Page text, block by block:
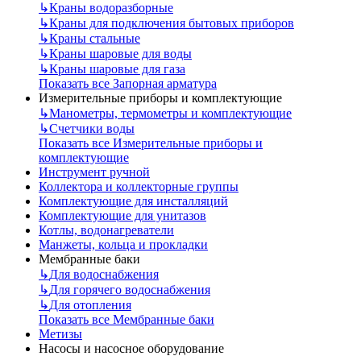
↳Краны водоразборные
↳Краны для подключения бытовых приборов
↳Краны стальные
↳Краны шаровые для воды
↳Краны шаровые для газа
Показать все Запорная арматура
Измерительные приборы и комплектующие
↳Манометры, термометры и комплектующие
↳Счетчики воды
Показать все Измерительные приборы и
комплектующие
Инструмент ручной
Коллектора и коллекторные группы
Комплектующие для инсталляций
Комплектующие для унитазов
Котлы, водонагреватели
Манжеты, кольца и прокладки
Мембранные баки
↳Для водоснабжения
↳Для горячего водоснабжения
↳Для отопления
Показать все Мембранные баки
Метизы
Насосы и насосное оборудование